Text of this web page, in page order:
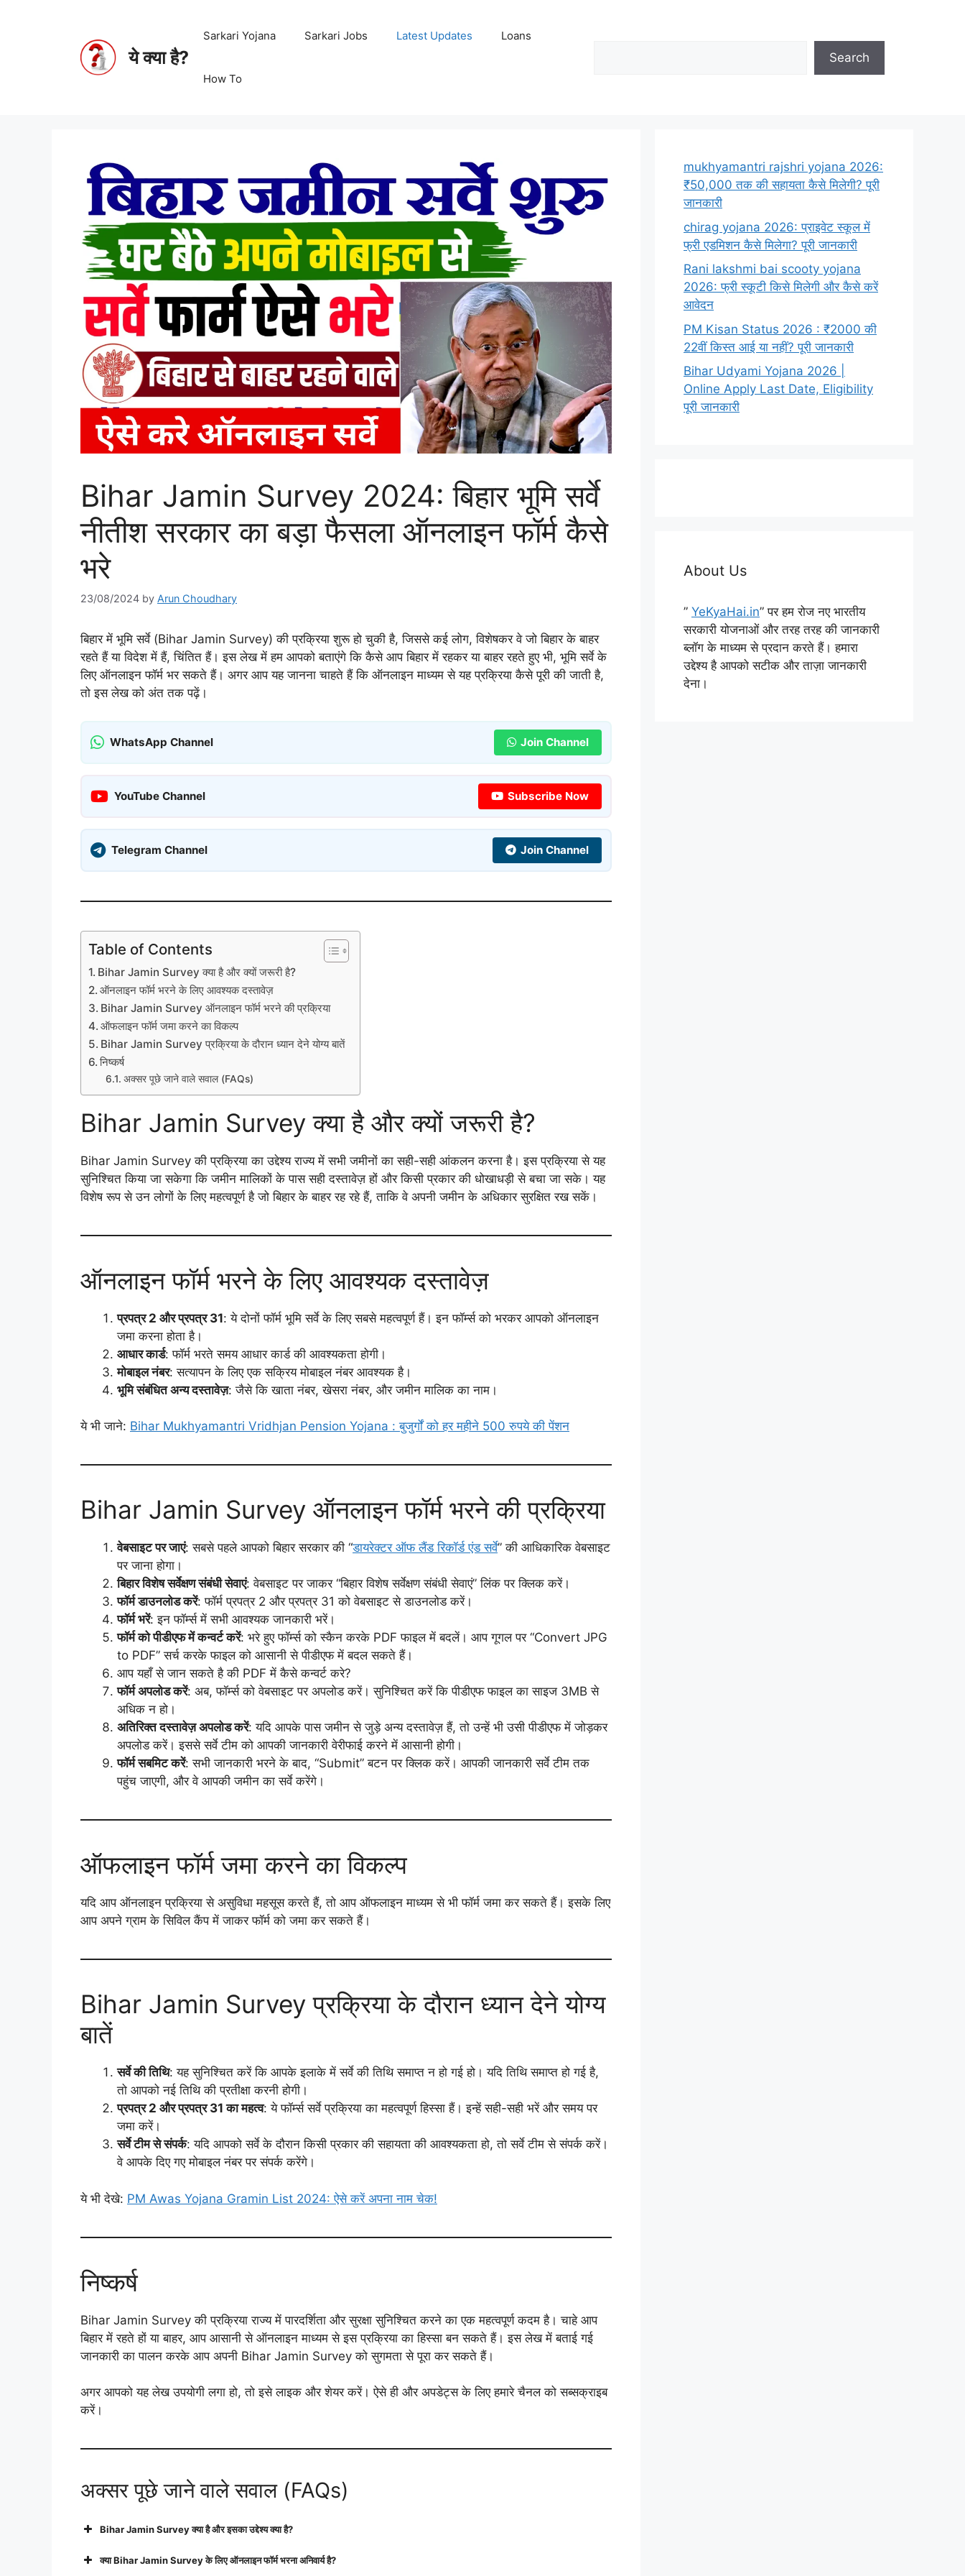
ये क्या है?
Sarkari Yojana Sarkari Jobs Latest Updates Loans
How To
Search
Bihar Jamin Survey 2024: बिहार भूमि सर्वे
नीतीश सरकार का बड़ा फैसला ऑनलाइन फॉर्म कैसे
भरे
23/08/2024 by Arun Choudhary
बिहार में भूमि सर्वे (Bihar Jamin Survey) की प्रक्रिया शुरू हो चुकी है, जिससे कई लोग, विशेषकर वे जो बिहार के बाहर
रहते हैं या विदेश में हैं, चिंतित हैं। इस लेख में हम आपको बताएंगे कि कैसे आप बिहार में रहकर या बाहर रहते हुए भी, भूमि सर्वे के
लिए ऑनलाइन फॉर्म भर सकते हैं। अगर आप यह जानना चाहते हैं कि ऑनलाइन माध्यम से यह प्रक्रिया कैसे पूरी की जाती है,
तो इस लेख को अंत तक पढ़ें।
WhatsApp Channel Join Channel
YouTube Channel Subscribe Now
Telegram Channel Join Channel
Table of Contents
Bihar Jamin Survey क्या है और क्यों जरूरी है?
ऑनलाइन फॉर्म भरने के लिए आवश्यक दस्तावेज़
Bihar Jamin Survey ऑनलाइन फॉर्म भरने की प्रक्रिया
ऑफलाइन फॉर्म जमा करने का विकल्प
Bihar Jamin Survey प्रक्रिया के दौरान ध्यान देने योग्य बातें
निष्कर्ष
अक्सर पूछे जाने वाले सवाल (FAQs)
Bihar Jamin Survey क्या है और क्यों जरूरी है?
Bihar Jamin Survey की प्रक्रिया का उद्देश्य राज्य में सभी जमीनों का सही-सही आंकलन करना है। इस प्रक्रिया से यह
सुनिश्चित किया जा सकेगा कि जमीन मालिकों के पास सही दस्तावेज़ हों और किसी प्रकार की धोखाधड़ी से बचा जा सके। यह
विशेष रूप से उन लोगों के लिए महत्वपूर्ण है जो बिहार के बाहर रह रहे हैं, ताकि वे अपनी जमीन के अधिकार सुरक्षित रख सकें।
ऑनलाइन फॉर्म भरने के लिए आवश्यक दस्तावेज़
प्रपत्र 2 और प्रपत्र 31: ये दोनों फॉर्म भूमि सर्वे के लिए सबसे महत्वपूर्ण हैं। इन फॉर्म्स को भरकर आपको ऑनलाइन
जमा करना होता है।
आधार कार्ड: फॉर्म भरते समय आधार कार्ड की आवश्यकता होगी।
मोबाइल नंबर: सत्यापन के लिए एक सक्रिय मोबाइल नंबर आवश्यक है।
भूमि संबंधित अन्य दस्तावेज़: जैसे कि खाता नंबर, खेसरा नंबर, और जमीन मालिक का नाम।
ये भी जाने: Bihar Mukhyamantri Vridhjan Pension Yojana : बुजुर्गों को हर महीने 500 रुपये की पेंशन
Bihar Jamin Survey ऑनलाइन फॉर्म भरने की प्रक्रिया
वेबसाइट पर जाएं: सबसे पहले आपको बिहार सरकार की “डायरेक्टर ऑफ लैंड रिकॉर्ड एंड सर्वे” की आधिकारिक वेबसाइट
पर जाना होगा।
बिहार विशेष सर्वेक्षण संबंधी सेवाएं: वेबसाइट पर जाकर “बिहार विशेष सर्वेक्षण संबंधी सेवाएं” लिंक पर क्लिक करें।
फॉर्म डाउनलोड करें: फॉर्म प्रपत्र 2 और प्रपत्र 31 को वेबसाइट से डाउनलोड करें।
फॉर्म भरें: इन फॉर्म्स में सभी आवश्यक जानकारी भरें।
फॉर्म को पीडीएफ में कन्वर्ट करें: भरे हुए फॉर्म्स को स्कैन करके PDF फाइल में बदलें। आप गूगल पर “Convert JPG
to PDF” सर्च करके फाइल को आसानी से पीडीएफ में बदल सकते हैं।
आप यहाँ से जान सकते है की PDF में कैसे कन्वर्ट करे?
फॉर्म अपलोड करें: अब, फॉर्म्स को वेबसाइट पर अपलोड करें। सुनिश्चित करें कि पीडीएफ फाइल का साइज 3MB से
अधिक न हो।
अतिरिक्त दस्तावेज़ अपलोड करें: यदि आपके पास जमीन से जुड़े अन्य दस्तावेज़ हैं, तो उन्हें भी उसी पीडीएफ में जोड़कर
अपलोड करें। इससे सर्वे टीम को आपकी जानकारी वेरीफाई करने में आसानी होगी।
फॉर्म सबमिट करें: सभी जानकारी भरने के बाद, “Submit” बटन पर क्लिक करें। आपकी जानकारी सर्वे टीम तक
पहुंच जाएगी, और वे आपकी जमीन का सर्वे करेंगे।
ऑफलाइन फॉर्म जमा करने का विकल्प
यदि आप ऑनलाइन प्रक्रिया से असुविधा महसूस करते हैं, तो आप ऑफलाइन माध्यम से भी फॉर्म जमा कर सकते हैं। इसके लिए
आप अपने ग्राम के सिविल कैंप में जाकर फॉर्म को जमा कर सकते हैं।
Bihar Jamin Survey प्रक्रिया के दौरान ध्यान देने योग्य
बातें
सर्वे की तिथि: यह सुनिश्चित करें कि आपके इलाके में सर्वे की तिथि समाप्त न हो गई हो। यदि तिथि समाप्त हो गई है,
तो आपको नई तिथि की प्रतीक्षा करनी होगी।
प्रपत्र 2 और प्रपत्र 31 का महत्व: ये फॉर्म्स सर्वे प्रक्रिया का महत्वपूर्ण हिस्सा हैं। इन्हें सही-सही भरें और समय पर
जमा करें।
सर्वे टीम से संपर्क: यदि आपको सर्वे के दौरान किसी प्रकार की सहायता की आवश्यकता हो, तो सर्वे टीम से संपर्क करें।
वे आपके दिए गए मोबाइल नंबर पर संपर्क करेंगे।
ये भी देखे: PM Awas Yojana Gramin List 2024: ऐसे करें अपना नाम चेक!
निष्कर्ष
Bihar Jamin Survey की प्रक्रिया राज्य में पारदर्शिता और सुरक्षा सुनिश्चित करने का एक महत्वपूर्ण कदम है। चाहे आप
बिहार में रहते हों या बाहर, आप आसानी से ऑनलाइन माध्यम से इस प्रक्रिया का हिस्सा बन सकते हैं। इस लेख में बताई गई
जानकारी का पालन करके आप अपनी Bihar Jamin Survey को सुगमता से पूरा कर सकते हैं।
अगर आपको यह लेख उपयोगी लगा हो, तो इसे लाइक और शेयर करें। ऐसे ही और अपडेट्स के लिए हमारे चैनल को सब्सक्राइब
करें।
अक्सर पूछे जाने वाले सवाल (FAQs)
Bihar Jamin Survey क्या है और इसका उद्देश्य क्या है?
क्या Bihar Jamin Survey के लिए ऑनलाइन फॉर्म भरना अनिवार्य है?
mukhyamantri rajshri yojana 2026:
₹50,000 तक की सहायता कैसे मिलेगी? पूरी
जानकारी
chirag yojana 2026: प्राइवेट स्कूल में
फ्री एडमिशन कैसे मिलेगा? पूरी जानकारी
Rani lakshmi bai scooty yojana
2026: फ्री स्कूटी किसे मिलेगी और कैसे करें
आवेदन
PM Kisan Status 2026 : ₹2000 की
22वीं किस्त आई या नहीं? पूरी जानकारी
Bihar Udyami Yojana 2026 |
Online Apply Last Date, Eligibility
पूरी जानकारी
About Us
” YeKyaHai.in” पर हम रोज नए भारतीय
सरकारी योजनाओं और तरह तरह की जानकारी
ब्लॉग के माध्यम से प्रदान करते हैं। हमारा
उद्देश्य है आपको सटीक और ताज़ा जानकारी
देना।